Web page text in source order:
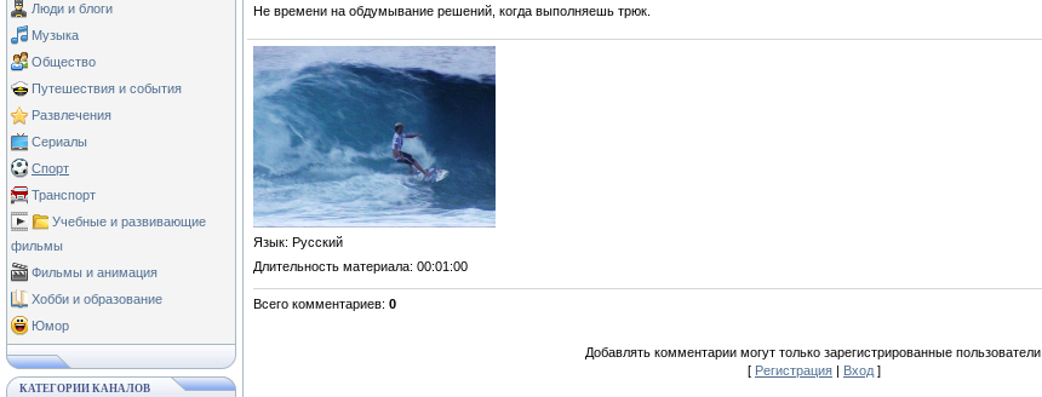
Люди и блоги
Музыка
Общество
Путешествия и события
Развлечения
Сериалы
Спорт
Транспорт
Учебные и развивающие
фильмы
Фильмы и анимация
Хобби и образование
Юмор
КАТЕГОРИИ КАНАЛОВ
Не времени на обдумывание решений, когда выполняешь трюк.
Язык: Русский
Длительность материала: 00:01:00
Всего комментариев: 0
Добавлять комментарии могут только зарегистрированные пользователи.
[ Регистрация | Вход ]